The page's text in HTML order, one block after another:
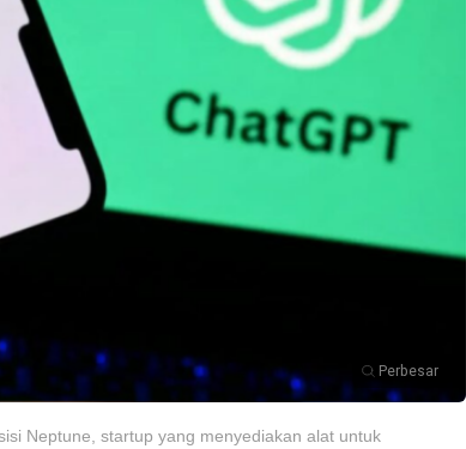
Perbesar
Neptune, startup yang menyediakan alat untuk